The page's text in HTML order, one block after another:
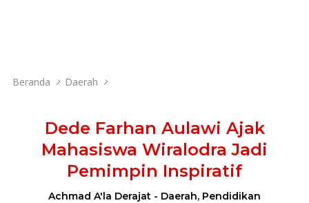
Beranda Daerah
Dede Farhan Aulawi Ajak
Mahasiswa Wiralodra Jadi
Pemimpin Inspiratif
Achmad A'la Derajat - Daerah, Pendidikan